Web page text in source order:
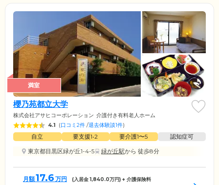
満室
櫻乃苑都立大学
株式会社アサヒコーポレーション 介護付き有料老人ホーム
4.1 (口コミ2件 /退去体験談1件)
自立 要支援1•2 要介護1〜5
認知症可
東京都目黒区緑が丘1-4-5
緑が丘駅から 徒歩8分
月額17.6 万円 (入居金1,840.0万円) + 介護保険料